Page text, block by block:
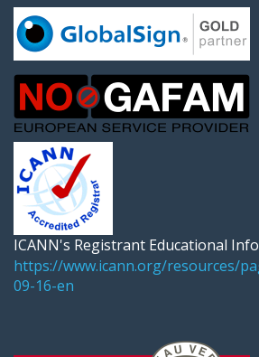
ICANN's Registrant Educational
https://www.icann.org/resources/
09-16-en